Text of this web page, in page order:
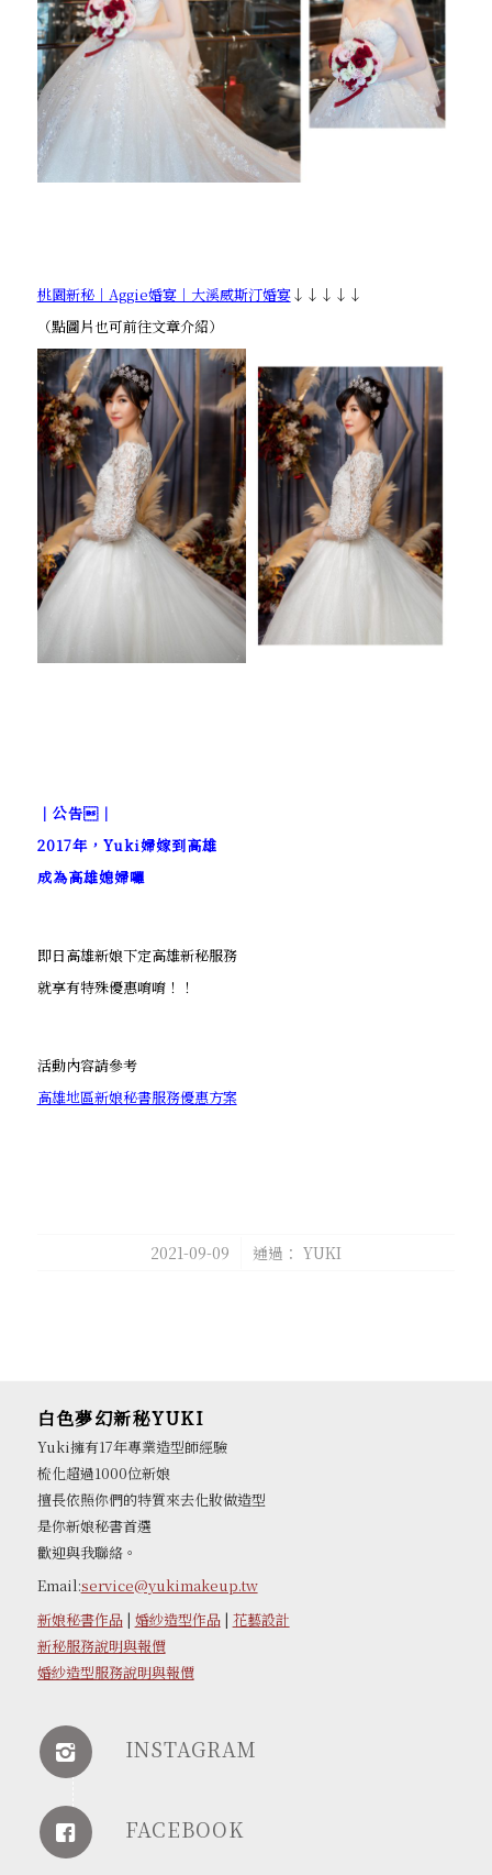
桃園新秘｜Aggie婚宴｜大溪威斯汀婚宴↓↓↓↓↓
（點圖片也可前往文章介紹）
｜公告｜
2017年，Yuki婦嫁到高雄
成為高雄媳婦囉
即日高雄新娘下定高雄新秘服務
就享有特殊優惠唷唷！！
活動內容請參考
高雄地區新娘秘書服務優惠方案
2021-09-09
/ 通過： YUKI
白色夢幻新秘YUKI
Yuki擁有17年專業造型師經驗
梳化超過1000位新娘
擅長依照你們的特質來去化妝做造型
是你新娘秘書首選
歡迎與我聯絡。
Email:service@yukimakeup.tw
新娘秘書作品| 婚紗造型作品| 花藝設計
新秘服務說明與報價
婚紗造型服務說明與報價
INSTAGRAM
FACEBOOK